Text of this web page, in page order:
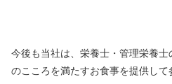
今後も当社は、栄養士・管理栄養
のこころを満たすお食事を提供して